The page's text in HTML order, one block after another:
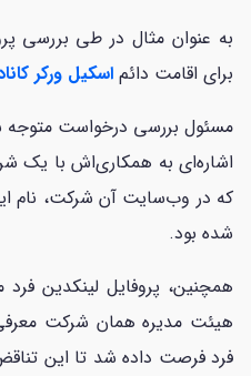
به عنوان مثال در طی بررسی
برای اقامت دائم اسکیل ورکر
مسئول بررسی درخواست متوجه
اشاره‌ای به همکاری‌اش با یک
که در وب‌سایت آن شرکت، نام
شده بود.
همچنین، پروفایل لینکدین
هیئت مدیره همان شرکت
فرد فرصت داده شد تا این